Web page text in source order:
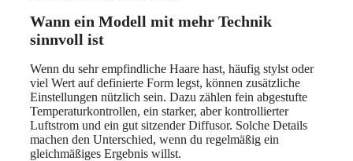
Wann ein Modell mit mehr Technik
sinnvoll ist
Wenn du sehr empfindliche Haare hast, häufig stylst oder
viel Wert auf definierte Form legst, können zusätzliche
Einstellungen nützlich sein. Dazu zählen fein abgestufte
Temperaturkontrollen, ein starker, aber kontrollierter
Luftstrom und ein gut sitzender Diffusor. Solche Details
machen den Unterschied, wenn du regelmäßig ein
gleichmäßiges Ergebnis willst.